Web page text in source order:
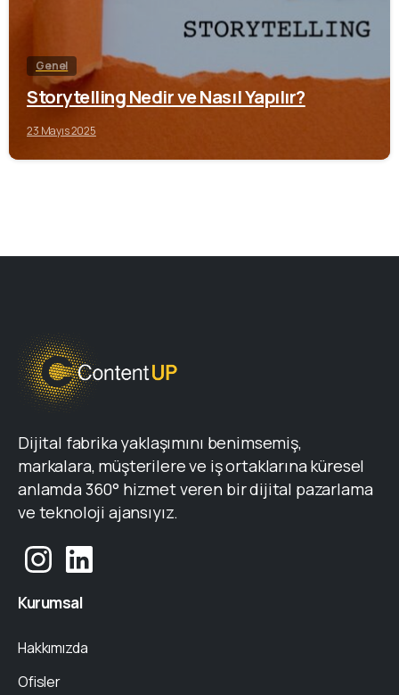
Genel
Storytelling Nedir ve Nasıl Yapılır?
23 Mayıs 2025
Dijital fabrika yaklaşımını benimsemiş,
markalara, müşterilere ve iş ortaklarına küresel
anlamda 360° hizmet veren bir dijital pazarlama
ve teknoloji ajansıyız.
Kurumsal
Hakkımızda
Ofisler